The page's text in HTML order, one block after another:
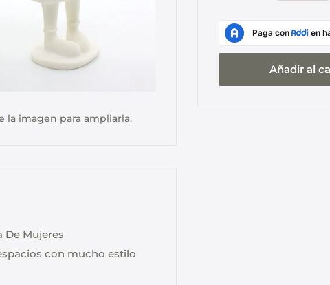
la imagen para ampliarla.
Añadir al
De Mujeres
con mucho estilo